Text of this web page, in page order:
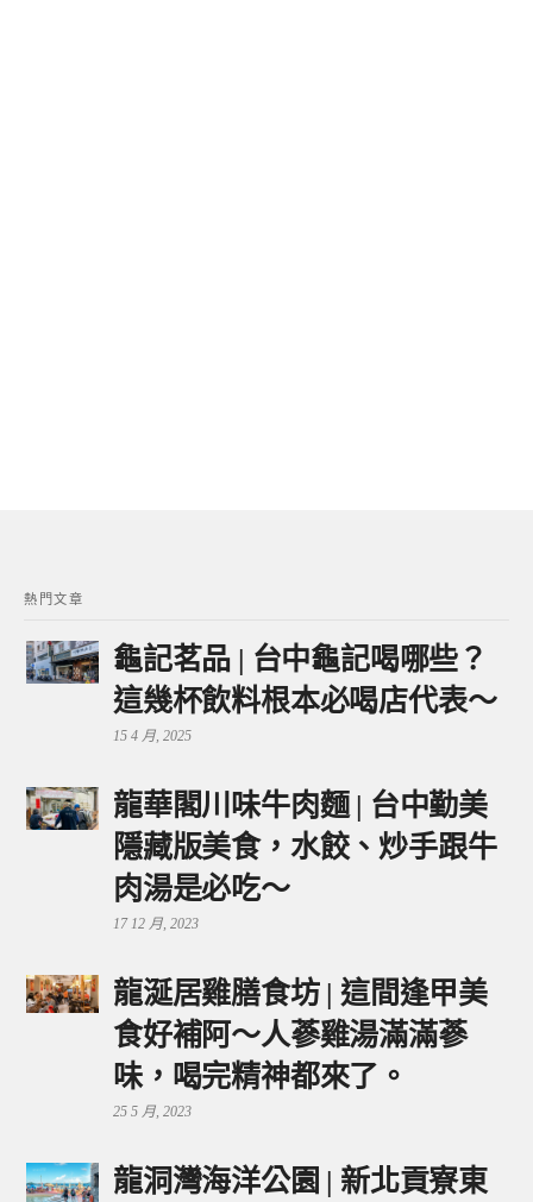
熱門文章
龜記茗品 | 台中龜記喝哪些？
這幾杯飲料根本必喝店代表～
15 4 月, 2025
龍華閣川味牛肉麵 | 台中勤美
隱藏版美食，水餃、炒手跟牛
肉湯是必吃～
17 12 月, 2023
龍涎居雞膳食坊 | 這間逢甲美
食好補阿～人蔘雞湯滿滿蔘
味，喝完精神都來了。
25 5 月, 2023
龍洞灣海洋公園 | 新北貢寮東